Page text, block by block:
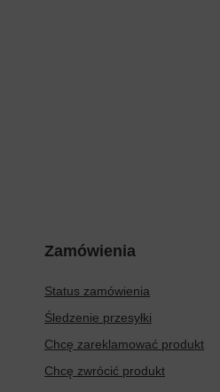
Zamówienia
Status zamówienia
Śledzenie przesyłki
Chcę zareklamować produkt
Chcę zwrócić produkt